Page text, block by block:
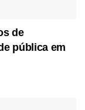
de
pública em